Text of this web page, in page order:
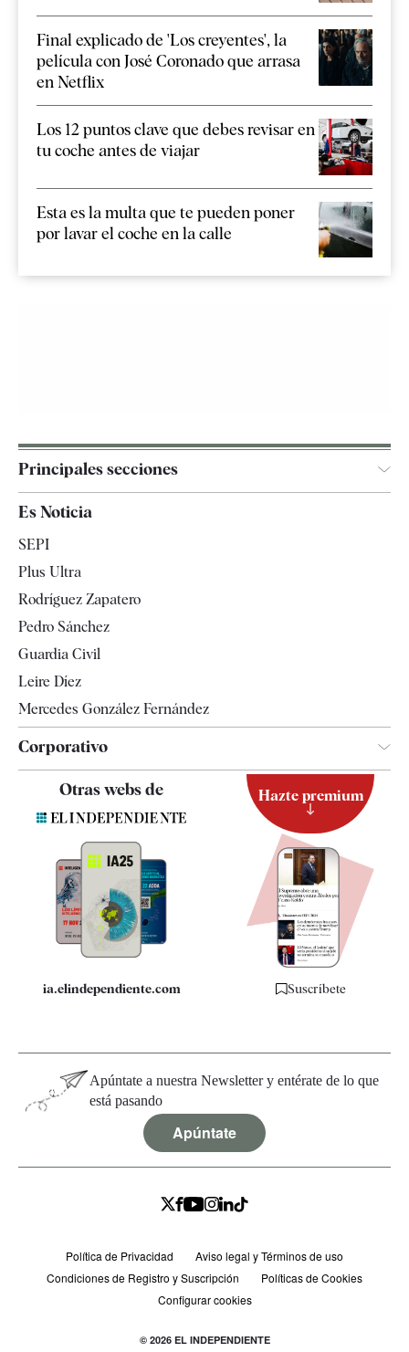
Final explicado de 'Los creyentes', la
película con José Coronado que arrasa
en Netflix
Los 12 puntos clave que debes revisar en
tu coche antes de viajar
Esta es la multa que te pueden poner
por lavar el coche en la calle
Principales secciones
España
Televisión
Es Noticia
SEPI
Plus Ultra
Rodríguez Zapatero
Pedro Sánchez
Guardia Civil
Leire Díez
Mercedes González Fernández
Corporativo
Contacto
Quiénes somos
Especificaciones
Otras webs de
ia.elindependiente.com
Hazte premium
Suscríbete
Apúntate a nuestra Newsletter y entérate de lo que
está pasando
Apúntate
Política de Privacidad
Aviso legal y Términos de uso
Condiciones de Registro y Suscripción
Políticas de Cookies
Configurar cookies
© 2026 EL INDEPENDIENTE